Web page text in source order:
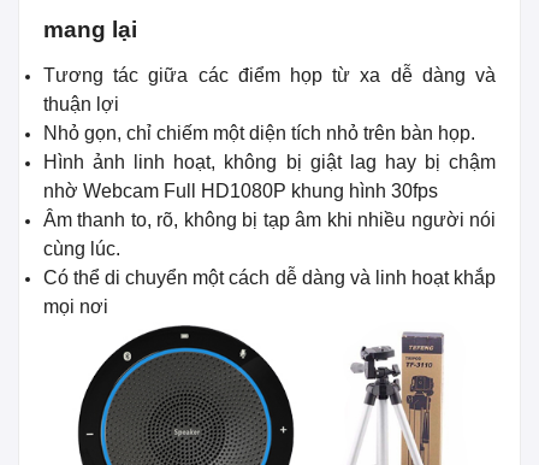
mang lại
Tương tác giữa các điểm họp từ xa dễ dàng và
thuận lợi
Nhỏ gọn, chỉ chiếm một diện tích nhỏ trên bàn họp.
Hình ảnh linh hoạt, không bị giật lag hay bị chậm
nhờ Webcam Full HD1080P khung hình 30fps
Âm thanh to, rõ, không bị tạp âm khi nhiều người nói
cùng lúc.
Có thể di chuyển một cách dễ dàng và linh hoạt khắp
mọi nơi